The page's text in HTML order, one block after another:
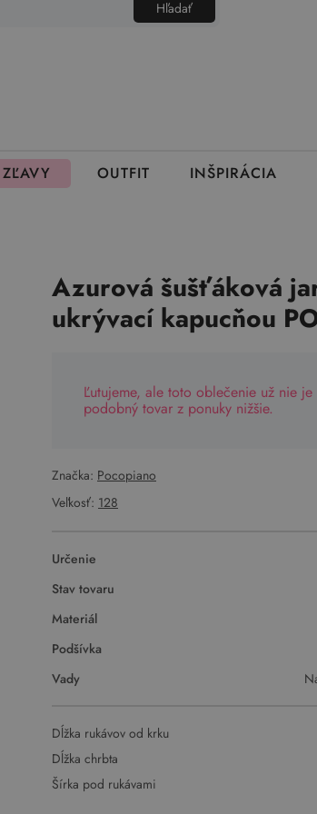
+420 777 319 477
Hľadať
ZĽAVY OUTFIT INŠPIRÁCIA
Azurová šušťáková
ukrývací kapucňou
Ľutujeme, ale toto oblečenie už nie
podobný tovar z ponuky nižšie.
Značka: Pocopiano
Veľkosť: 128
Určenie
Stav tovaru
Materiál
Podšívka
Vady
Dĺžka rukávov od krku
Dĺžka chrbta
Šírka pod rukávami